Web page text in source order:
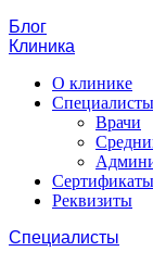
Блог
Клиника
О клинике
Специалисты
Врачи
Сертификаты
Реквизиты
Специалисты